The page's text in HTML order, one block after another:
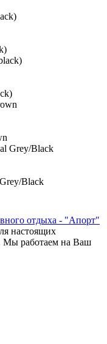
Black
настоящих
Мы работаем на Ваш